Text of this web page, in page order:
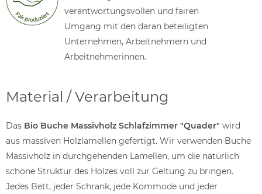
verantwortungsvollen und fairen
Umgang mit den daran beteiligten
Unternehmen, Arbeitnehmern und
Arbeitnehmerinnen.
Material / Verarbeitung
Das Bio Buche Massivholz Schlafzimmer "Quader" wird
aus massiven Holzlamellen gefertigt. Wir verwenden Buche
Massivholz in durchgehenden Lamellen, um die natürlich
schöne Struktur des Holzes voll zur Geltung zu bringen.
Jedes Bett, jeder Schrank, jede Kommode und jeder